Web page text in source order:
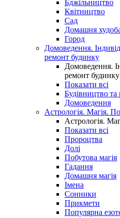
Бджільництво
Квітництво
Сад
Домашня
Город
Домоведення.
ремонт будинку
Домоведення.
ремонт будинку
Показати всі
Будівництво
Домоведення
Астрологія. Магія.
Астрологія.
Показати всі
Пророцтва
Долі
Побутова магія
Гадання
Домашня магія
Імена
Сонники
Прикмети
Популярна